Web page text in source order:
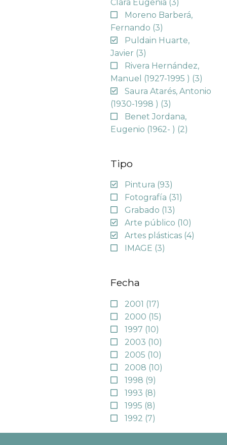
Clara Eugenia (3)
Moreno Barberá,
Fernando (3)
Puldain Huarte,
Javier (3)
Rivera Hernández,
Manuel (1927-1995 ) (3)
Saura Atarés, Antonio
(1930-1998 ) (3)
Benet Jordana,
Eugenio (1962- ) (2)
Tipo
Pintura (93)
Fotografía (31)
Grabado (13)
Arte público (10)
Artes plásticas (4)
IMAGE (3)
Fecha
2001 (17)
2000 (15)
1997 (10)
2003 (10)
2005 (10)
2008 (10)
1998 (9)
1993 (8)
1995 (8)
1992 (7)